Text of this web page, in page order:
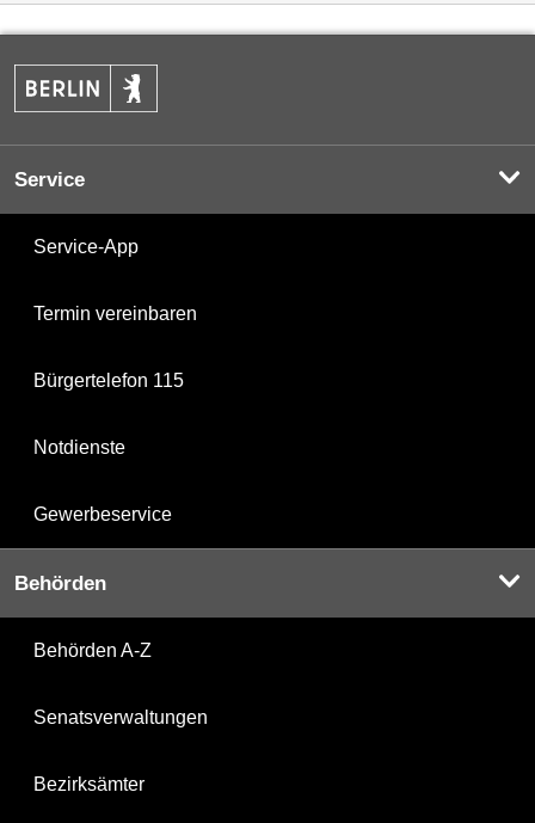
Service
Service-App
Termin vereinbaren
Bürgertelefon 115
Notdienste
Gewerbeservice
Behörden
Behörden A-Z
Senatsverwaltungen
Bezirksämter